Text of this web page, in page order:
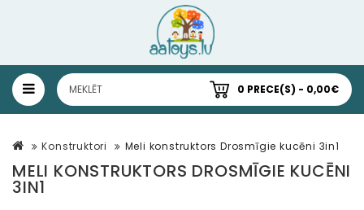
0 PRECE(S) - 0,00€
Konstruktori Meli konstruktors Drosmīgie kucēni 3in1
MELI KONSTRUKTORS DROSMĪGIE KUCĒNI
3IN1